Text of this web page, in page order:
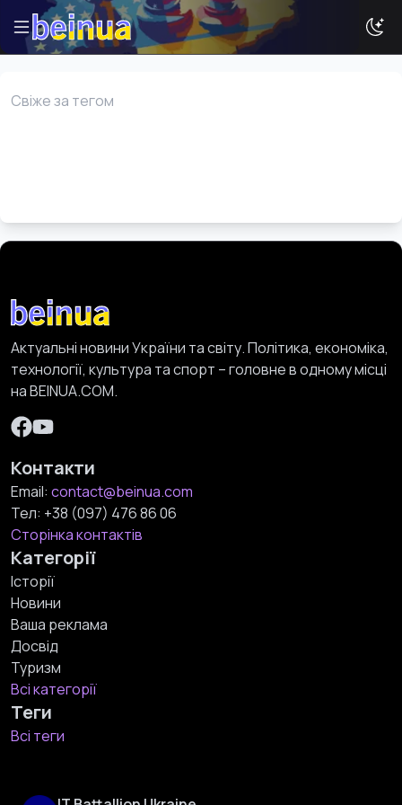
Туризм
Свіже за тегом
Актуальні новини України та світу. Політика, економіка,
технології, культура та спорт – головне в одному місці
на BEINUA.COM.
Контакти
Email: contact@beinua.com
Тел: +38 (097) 476 86 06
Сторінка контактів
Категорії
Історії
Новини
Ваша реклама
Досвід
Туризм
Всі категорії
Теги
Всі теги